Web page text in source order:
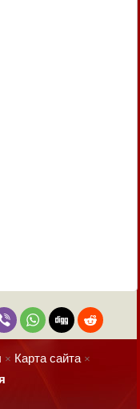
× Карта сайта×